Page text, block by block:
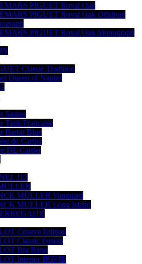
PIGUET Royal Oak
PIGUET Royal Oak Offshore
PIGUET Royal Oak Monograph
Classic Tradition
Queen of Naples
Santos
Tank Française
Baron Blue
de Cartier
DE Cartier
J12
MULLER Vanguard
MULLER Long Island
Ceneve Edition
Classic Fusion
Big Bang
Interior 限定版